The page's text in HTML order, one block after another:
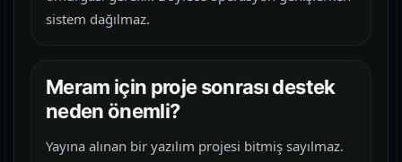
sistem dağılmaz.
Meram için proje sonrası destek
neden önemli?
Yayına alınan bir yazılım projesi bitmiş sayılmaz.